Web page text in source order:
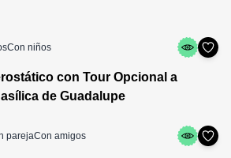
Con niños
con Tour Opcional a
de Guadalupe
parejaCon amigos